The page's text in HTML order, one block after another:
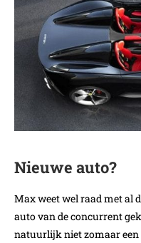
Nieuwe auto?
Max weet wel raad met al
auto van de concurrent
natuurlijk niet zomaar een